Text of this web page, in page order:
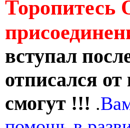
Торопитесь
вступал
отписался
смогут !!! .